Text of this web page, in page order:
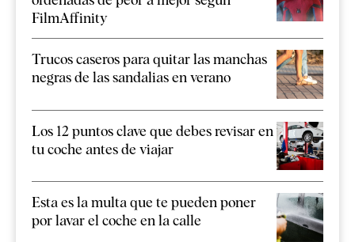
FilmAffinity
Trucos caseros para quitar las manchas
negras de las sandalias en verano
Los 12 puntos clave que debes revisar en
tu coche antes de viajar
Esta es la multa que te pueden poner
por lavar el coche en la calle